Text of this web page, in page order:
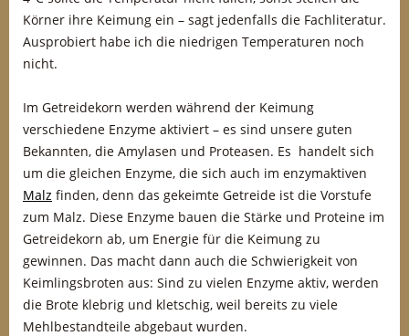
Körner ihre Keimung ein – sagt jedenfalls die Fachliteratur.
Ausprobiert habe ich die niedrigen Temperaturen noch
nicht.
Im Getreidekorn werden während der Keimung
verschiedene Enzyme aktiviert – es sind unsere guten
Bekannten, die Amylasen und Proteasen. Es handelt sich
um die gleichen Enzyme, die sich auch im enzymaktiven
Malz finden, denn das gekeimte Getreide ist die Vorstufe
zum Malz. Diese Enzyme bauen die Stärke und Proteine im
Getreidekorn ab, um Energie für die Keimung zu
gewinnen. Das macht dann auch die Schwierigkeit von
Keimlingsbroten aus: Sind zu vielen Enzyme aktiv, werden
die Brote klebrig und kletschig, weil bereits zu viele
Mehlbestandteile abgebaut wurden.